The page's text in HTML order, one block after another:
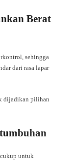
Berat
sehingga
dari rasa lapar
dijadikan pilihan
untuk